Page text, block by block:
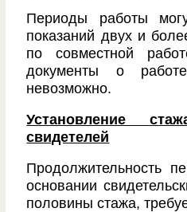
Периоды работы
показаний двух и
по совместной
документы о
невозможно.
Установление
свидетелей
Продолжительность
основании
половины стажа,